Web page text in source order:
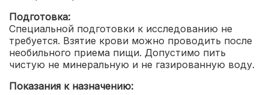
Подготовка:
Специальной подготовки к исследованию не
требуется. Взятие крови можно проводить после
необильного приема пищи. Допустимо пить
чистую не минеральную и не газированную воду.
Показания к назначению: